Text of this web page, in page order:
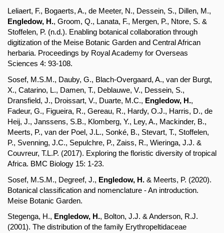
Engledow, H., Groom, Q., Lanata, F., Mergen, P., Ntore, S. &
Stoffelen, P. (n.d.). Enabling botanical collaboration through
digitization of the Meise Botanic Garden and Central African
herbaria. Proceedings by Royal Academy for Overseas
Sciences 4: 93-108.
Sosef, M.S.M., Dauby, G., Blach-Overgaard, A., van der Burgt,
X., Catarino, L., Damen, T., Deblauwe, V., Dessein, S.,
Dransfield, J., Droissart, V., Duarte, M.C., Engledow, H.,
Fadeur, G., Figueira, R., Gereau, R., Hardy, O.J., Harris, D., de
Heij, J., Janssens, S.B., Klomberg, Y., Ley, A., Mackinder, B.,
Meerts, P., van der Poel, J.L., Sonké, B., Stevart, T., Stoffelen,
P., Svenning, J.C., Sepulchre, P., Zaiss, R., Wieringa, J.J. &
Couvreur, T.L.P. (2017). Exploring the floristic diversity of tropical
Africa. BMC Biology 15: 1-23.
Sosef, M.S.M., Degreef, J., Engledow, H. & Meerts, P. (2020).
Botanical classification and nomenclature - An introduction.
Meise Botanic Garden.
Stegenga, H., Engledow, H., Bolton, J.J. & Anderson, R.J.
(2001). The distribution of the family Erythropeltidaceae